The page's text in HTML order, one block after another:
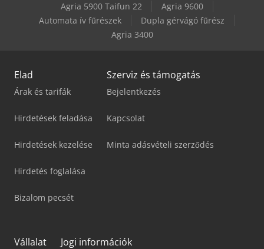
Manitou Mt 625 H
Agria 5900 Taifun 22
Agria 9600
Automata ív fűrészek
Dupla gérvágó fűrész
Agria 3400
Elad
Árak és tarifák
Hirdetések feladása
Hirdetések kezelése
Hirdetés foglalása
Bizalom pecsét
Szerviz és támogatás
Bejelentkezés
Kapcsolat
Minta adásvételi szerződés
Vállalat Jogi információk